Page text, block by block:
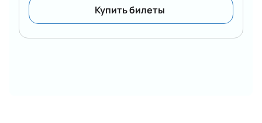
Купить билеты